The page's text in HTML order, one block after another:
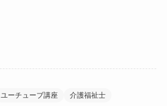
ユーチューブ講座 介護福祉士